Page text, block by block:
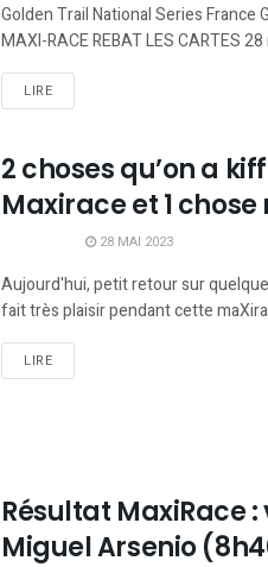
Golden Trail National Series France
MAXI-RACE REBAT LES CARTES
LIRE
2 choses qu’on a
Maxirace et 1 chose
28 MAI 2023
Aujourd'hui, petit retour sur
fait très plaisir pendant cette
LIRE
Résultat MaxiRace
Miguel Arsenio